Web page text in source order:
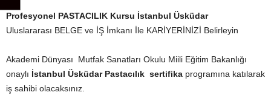
Profesyonel PASTACILIK Kursu İstanbul Üsküdar
Uluslararası BELGE ve İŞ İmkanı İle KARİYERİNİZİ Belirleyin
Akademi Dünyası Mutfak Sanatları Okulu Miili Eğitim Bakanlığı
onaylı İstanbul Üsküdar Pastacılık sertifika programına katılarak
iş sahibi olacaksınız.